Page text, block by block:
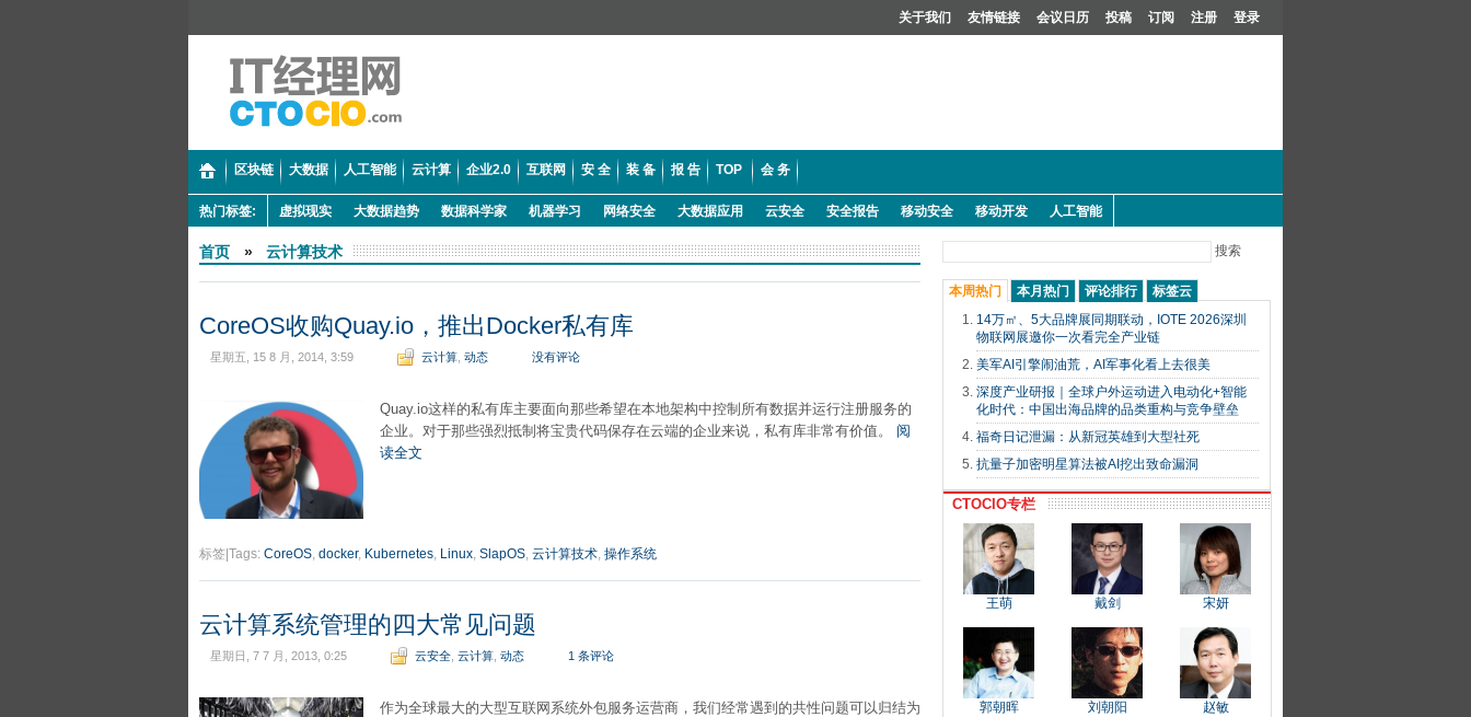
关于我们 友情链接 会议日历 投稿 订阅 注册 登录
区块链 大数据 人工智能 云计算 企业2.0 互联网 安 全 装 备 报 告 TOP 会 务
热门标签: 虚拟现实 大数据趋势 数据科学家 机器学习 网络安全 大数据应用 云安全 安全报告 移动安全 移动开发 人工智能
首页 » 云计算技术
CoreOS收购Quay.io，推出Docker私有库
星期五, 15 8 月, 2014, 3:59 云计算 动态 没有评论
Quay.io这样的私有库主要面向那些希望在本地架构中控制所有数据并运行注册服务的
企业。对于那些强烈抵制将宝贵代码保存在云端的企业来说，私有库非常有价值。 阅
读全文
标签|Tags: CoreOS, docker, Kubernetes, Linux, SlapOS, 云计算技术, 操作系统
云计算系统管理的四大常见问题
星期日, 7 7 月, 2013, 0:25 云安全 云计算 动态 1 条评论
作为全球最大的大型互联网系统外包服务运营商，我们经常遇到的共性问题可以归结为
搜索
本周热门 本月热门 评论排行
标签云
14万㎡、5大品牌展同期联动，IOTE 2026深圳
物联网展邀你一次看完全产业链
美军AI引擎闹油荒，AI军事化看上去很美
深度产业研报｜全球户外运动进入电动化+智能
化时代：中国出海品牌的品类重构与竞争壁垒
福奇日记泄漏：从新冠英雄到大型社死
抗量子加密明星算法被AI挖出致命漏洞
CTOCIO专栏
王萌 戴剑 宋妍
郭朝晖 刘朝阳 赵敏